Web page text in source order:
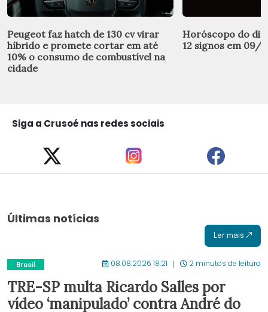
Peugeot faz hatch de 130 cv virar
híbrido e promete cortar em até
10% o consumo de combustível na
cidade
Horóscopo do
12 signos em 09/
Siga a Crusoé nas redes sociais
Últimas notícias
Ler mais
Brasil 08.08.2026 18:21 2 minutos de leitura
TRE-SP multa Ricardo Salles por
vídeo ‘manipulado’ contra André do